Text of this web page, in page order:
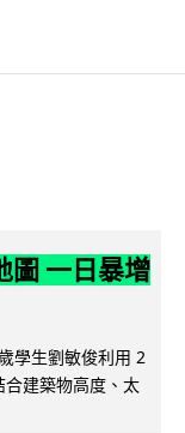
圖 一日暴增
學生劉敏俊利用 2
建築物高度、太